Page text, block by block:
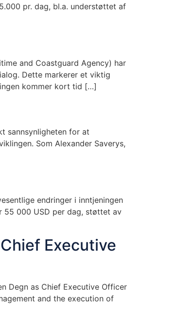
pr. dag, bl.a. understøttet af
and Coastguard Agency) har
Dette markerer et viktig
kommer kort tid […]
sannsynligheten for at
Som Alexander Saverys,
endringer i inntjeningen
55 000 USD per dag, støttet av
Executive
Degn as Chief Executive Officer
and the execution of